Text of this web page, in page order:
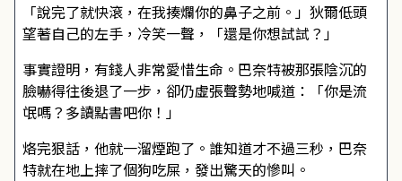
「說完了就快滾，在我揍爛你的鼻子之前。」狄爾低頭
望著自己的左手，冷笑一聲，「還是你想試試？」
事實證明，有錢人非常愛惜生命。巴奈特被那張陰沉的
臉嚇得往後退了一步，卻仍虛張聲勢地喊道：「你是流
氓嗎？多讀點書吧你！」
烙完狠話，他就一溜煙跑了。誰知道才不過三秒，巴奈
特就在地上摔了個狗吃屎，發出驚天的慘叫。